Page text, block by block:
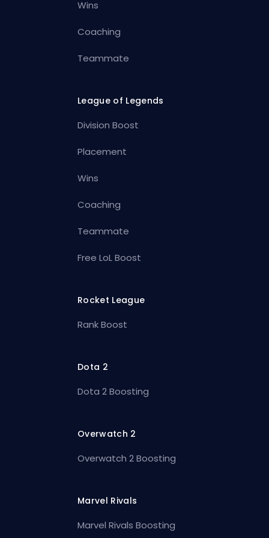
Wins
Coaching
Teammate
League of Legends
Division Boost
Placement
Wins
Coaching
Teammate
Free LoL Boost
Rocket League
Rank Boost
Dota 2
Dota 2 Boosting
Overwatch 2
Overwatch 2 Boosting
Marvel Rivals
Marvel Rivals Boosting